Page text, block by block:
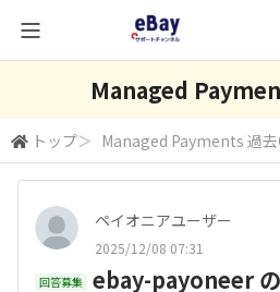
全体検索Managed
トップ＞ Managed Payments 過
ペイオニアユーザー
2025/12/08 07:31
回答募集 ebay-payoneer